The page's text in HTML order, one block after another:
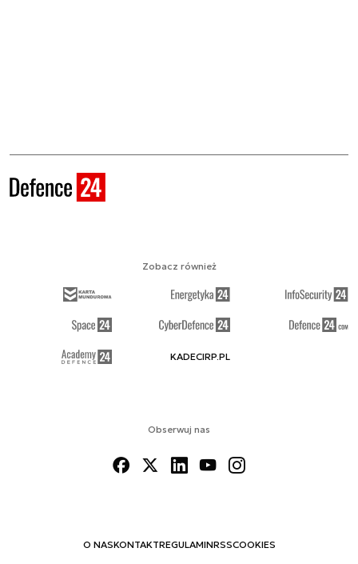
Obserwuj nas
O NASKONTAKTREGULAMINRSSCOOKIES
Zobacz również
KADECIRP.PL